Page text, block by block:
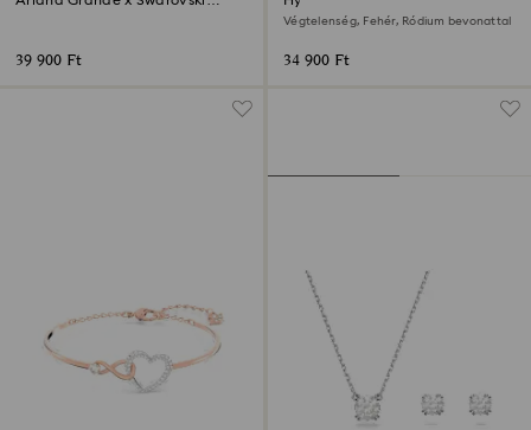
39 900 Ft
Végtelenség, Fehér, Ródium bevonattal
34 900 Ft